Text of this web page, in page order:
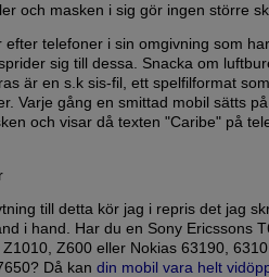
och masken i sig gör ingen större
efter telefoner i sin omgivning som
sig till dessa. Snacka om
är en s.k sis-fil, ett spelfilformat
Varje gång en smittad mobil sätts
och visar då texten "Caribe" på
till detta kör jag i repris det jag
i hand. Har du en Sony Ericssons
Z1010, Z600 eller Nokias 63190,
Då kan din mobil vara helt